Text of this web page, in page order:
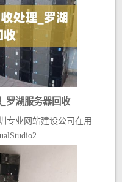
罗湖服务器回收
业网站建设公司在用